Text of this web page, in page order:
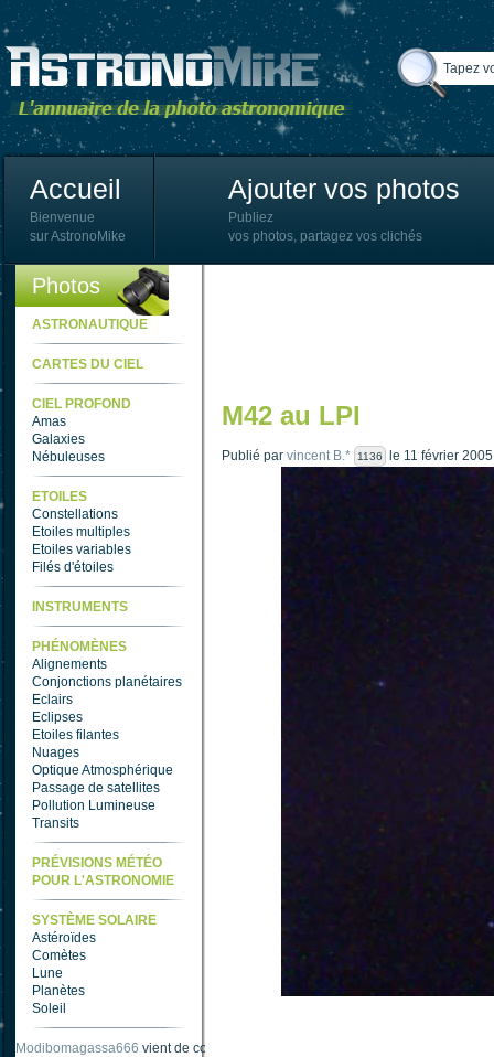
Accueil
Bienvenue
sur AstronoMike
Ajouter vos photos
Publiez
vos photos, partagez vos clichés
Photos
ASTRONAUTIQUE
CARTES DU CIEL
CIEL PROFOND
Amas
Galaxies
Nébuleuses
ETOILES
Constellations
Etoiles multiples
Etoiles variables
Filés d'étoiles
INSTRUMENTS
PHÉNOMÈNES
Alignements
Conjonctions planétaires
Eclairs
Eclipses
Etoiles filantes
Nuages
Optique Atmosphérique
Passage de satellites
Pollution Lumineuse
Transits
PRÉVISIONS MÉTÉO
POUR L'ASTRONOMIE
SYSTÈME SOLAIRE
Astéroïdes
Comètes
Lune
Planètes
Soleil
Modibomagassa666 vient de commenter "
M42 au LPI
Publié par vincent B.* 1136 le 11 février